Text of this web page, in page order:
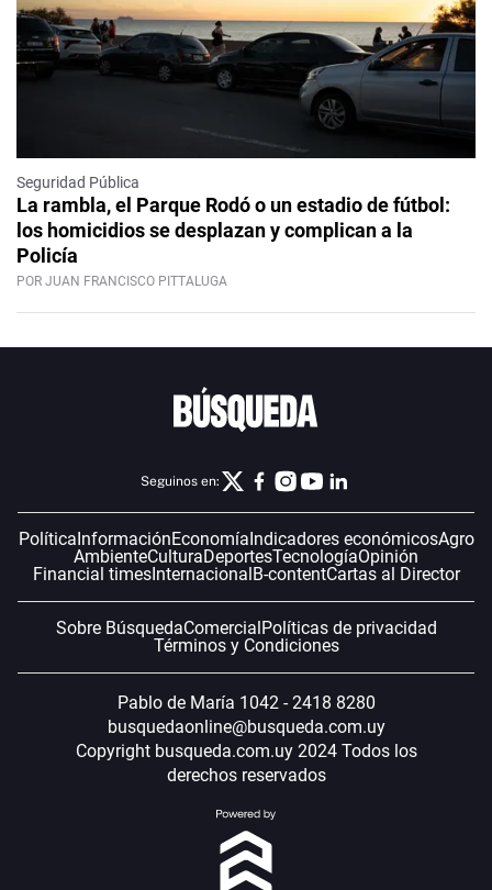
Seguridad Pública
La rambla, el Parque Rodó o un estadio de fútbol:
los homicidios se desplazan y complican a la
Policía
POR JUAN FRANCISCO PITTALUGA
Seguinos en:
Política InformaciónEconomía Indicadores económicosAgro
AmbienteCulturaDeportesTecnologíaOpinión
Financial timesInternacional B-contentCartas al Director
Sobre BúsquedaComercial Políticas de privacidad
Términos y Condiciones
Pablo de María 1042 - 2418 8280
busquedaonline@busqueda.com.uy
Copyright busqueda.com.uy 2024 Todos los
derechos reservados